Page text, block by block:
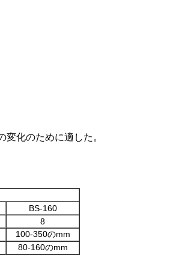
変化のために適した。
BS-160
8
100-350のmm
80-160のmm